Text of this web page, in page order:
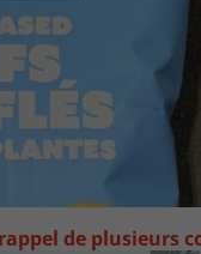
de plusieurs